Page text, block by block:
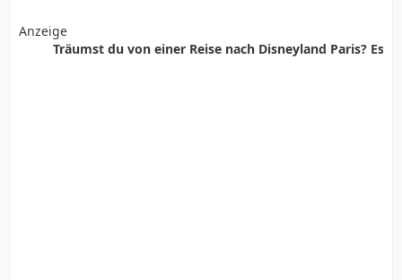
Anzeige
Träumst du von einer Reise nach Disneyland Paris? Es